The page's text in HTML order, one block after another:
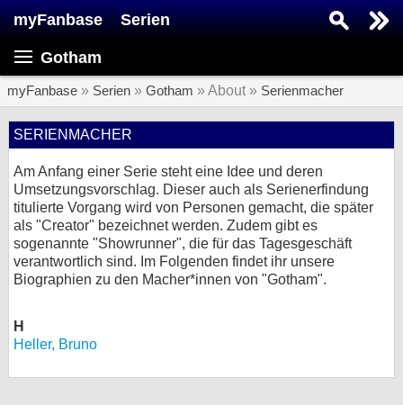
myFanbase Serien
Gotham
myFanbase » Serien » Gotham » About » Serienmacher
SERIENMACHER
Am Anfang einer Serie steht eine Idee und deren
Umsetzungsvorschlag. Dieser auch als Serienerfindung
titulierte Vorgang wird von Personen gemacht, die später
als "Creator" bezeichnet werden. Zudem gibt es
sogenannte "Showrunner", die für das Tagesgeschäft
verantwortlich sind. Im Folgenden findet ihr unsere
Biographien zu den Macher*innen von "Gotham".
H
Heller, Bruno
SERIEN
Interviews
Veranstaltungen
KULTUR